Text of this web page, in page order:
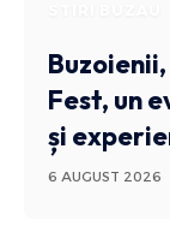
Fest, un
și
6 AUGUST 2026